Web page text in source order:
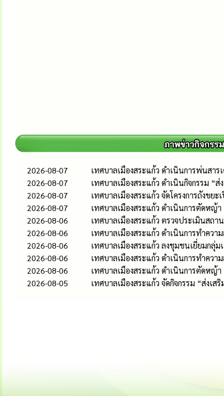
2026-08-07
เทศบาลเมืองสระแก้ว ดำเนินการพ่นสา
2026-08-07
เทศบาลเมืองสระแก้ว ดำเนินกิจกรรม “
2026-08-07
เทศบาลเมืองสระแก้ว จัดโครงการถังขยะ
2026-08-07
เทศบาลเมืองสระแก้ว ดำเนินการตัดหญ้า
2026-08-06
เทศบาลเมืองสระแก้ว ตรวจประเมินสถ
2026-08-06
เทศบาลเมืองสระแก้ว ดำเนินการทำควา
2026-08-06
เทศบาลเมืองสระแก้ว ลงชุมชนเยี่ยมกลุ่ม
2026-08-06
เทศบาลเมืองสระแก้ว ดำเนินการทำควา
2026-08-06
เทศบาลเมืองสระแก้ว ดำเนินการตัดหญ้า
2026-08-05
เทศบาลเมืองสระแก้ว จัดกิจกรรม “ส่งเ